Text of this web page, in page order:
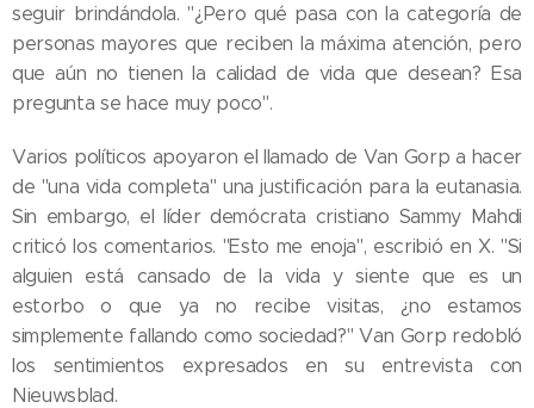
seguir brindándola. "¿Pero qué pasa con la categoría de
personas mayores que reciben la máxima atención, pero
que aún no tienen la calidad de vida que desean? Esa
pregunta se hace muy poco".
Varios políticos apoyaron el llamado de Van Gorp a hacer
de "una vida completa" una justificación para la eutanasia.
Sin embargo, el líder demócrata cristiano Sammy Mahdi
criticó los comentarios. "Esto me enoja", escribió en X. "Si
alguien está cansado de la vida y siente que es un
estorbo o que ya no recibe visitas, ¿no estamos
simplemente fallando como sociedad?" Van Gorp redobló
los sentimientos expresados ​​en su entrevista con
Nieuwsblad.